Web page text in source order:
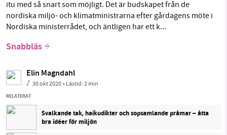
itu med så snart som möjligt. Det är budskapet från de
nordiska miljö- och klimatministrarna efter gårdagens möte i
Nordiska ministerrådet, och äntligen har ett k...
Snabbläs
Elin Magndahl
30 okt 2020• Lästid:2 min
RELATERAT
Svalkande tak, haikudikter och sopsamlande pråmar – åtta
bra idéer för miljön